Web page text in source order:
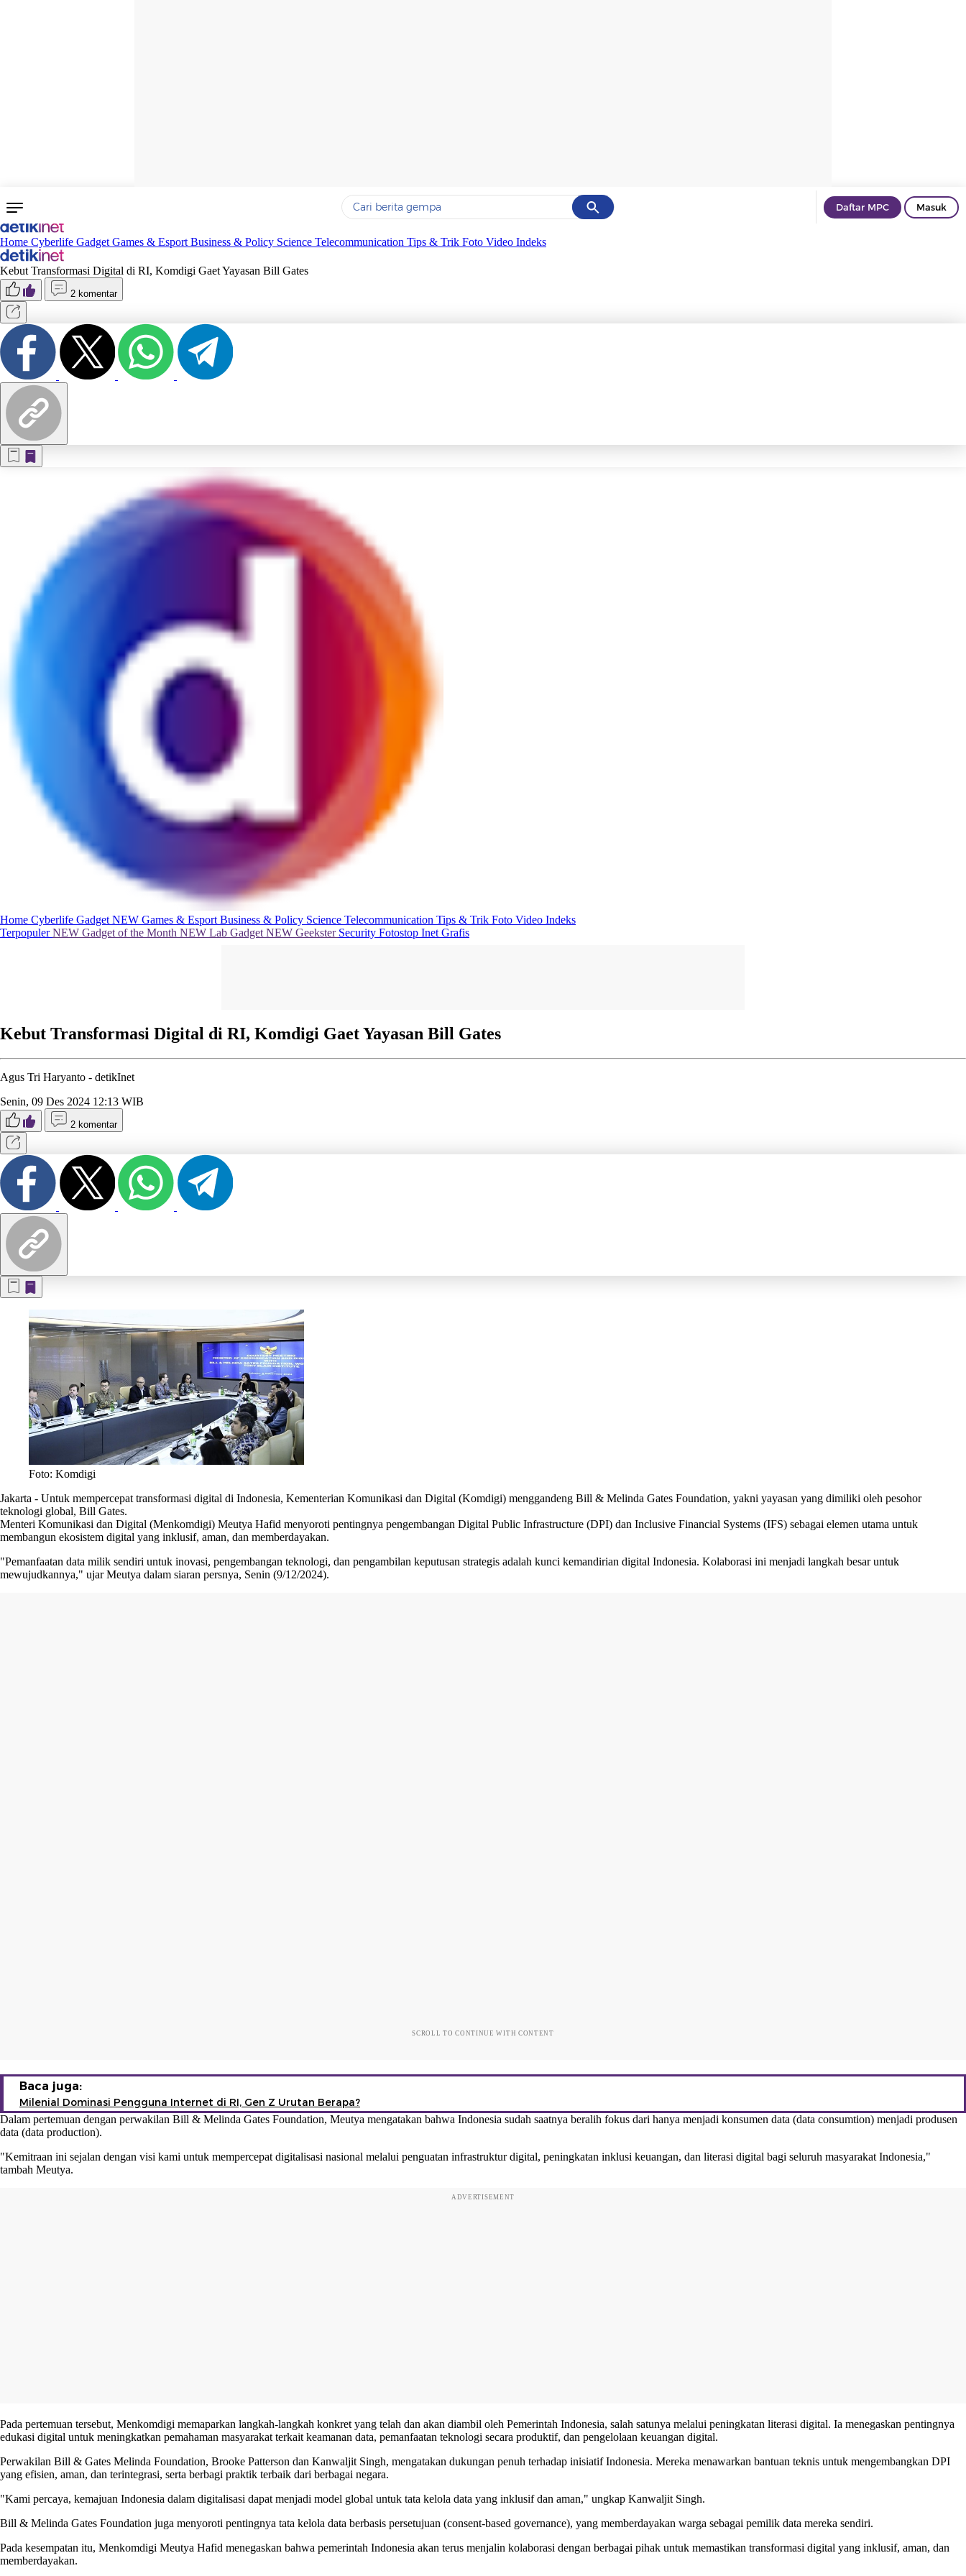
Cancel
Yang sedang ramai dicari
Terakhir yang dicari
Daftar MPC Masuk
Home Cyberlife Gadget Games & Esport Business & Policy Science Telecommunication Tips & Trik Foto Video Indeks
Kebut Transformasi Digital di RI, Komdigi Gaet Yayasan Bill Gates
2 komentar
Home Cyberlife Gadget NEW Games & Esport Business & Policy Science Telecommunication Tips & Trik Foto Video Indeks
TerpopulerNEW Gadget of the Month NEW Lab Gadget NEW Geekster Security Fotostop Inet Grafis
Kebut Transformasi Digital di RI, Komdigi Gaet Yayasan Bill Gates
Agus Tri Haryanto - detikInet
Senin, 09 Des 2024 12:13 WIB
2 komentar
Foto: Komdigi
Jakarta - Untuk mempercepat transformasi digital di Indonesia, Kementerian Komunikasi dan Digital (Komdigi) menggandeng Bill & Melinda Gates Foundation, yakni yayasan yang dimiliki oleh pesohor
teknologi global, Bill Gates.
Menteri Komunikasi dan Digital (Menkomdigi) Meutya Hafid menyoroti pentingnya pengembangan Digital Public Infrastructure (DPI) dan Inclusive Financial Systems (IFS) sebagai elemen utama untuk
membangun ekosistem digital yang inklusif, aman, dan memberdayakan.
"Pemanfaatan data milik sendiri untuk inovasi, pengembangan teknologi, dan pengambilan keputusan strategis adalah kunci kemandirian digital Indonesia. Kolaborasi ini menjadi langkah besar untuk
mewujudkannya," ujar Meutya dalam siaran persnya, Senin (9/12/2024).
SCROLL TO CONTINUE WITH CONTENT
Baca juga:
Milenial Dominasi Pengguna Internet di RI, Gen Z Urutan Berapa?
Dalam pertemuan dengan perwakilan Bill & Melinda Gates Foundation, Meutya mengatakan bahwa Indonesia sudah saatnya beralih fokus dari hanya menjadi konsumen data (data consumtion) menjadi produsen
data (data production).
"Kemitraan ini sejalan dengan visi kami untuk mempercepat digitalisasi nasional melalui penguatan infrastruktur digital, peningkatan inklusi keuangan, dan literasi digital bagi seluruh masyarakat Indonesia,"
tambah Meutya.
ADVERTISEMENT
Pada pertemuan tersebut, Menkomdigi memaparkan langkah-langkah konkret yang telah dan akan diambil oleh Pemerintah Indonesia, salah satunya melalui peningkatan literasi digital. Ia menegaskan pentingnya
edukasi digital untuk meningkatkan pemahaman masyarakat terkait keamanan data, pemanfaatan teknologi secara produktif, dan pengelolaan keuangan digital.
Perwakilan Bill & Gates Melinda Foundation, Brooke Patterson dan Kanwaljit Singh, mengatakan dukungan penuh terhadap inisiatif Indonesia. Mereka menawarkan bantuan teknis untuk mengembangkan DPI
yang efisien, aman, dan terintegrasi, serta berbagi praktik terbaik dari berbagai negara.
"Kami percaya, kemajuan Indonesia dalam digitalisasi dapat menjadi model global untuk tata kelola data yang inklusif dan aman," ungkap Kanwaljit Singh.
Bill & Melinda Gates Foundation juga menyoroti pentingnya tata kelola data berbasis persetujuan (consent-based governance), yang memberdayakan warga sebagai pemilik data mereka sendiri.
Pada kesempatan itu, Menkomdigi Meutya Hafid menegaskan bahwa pemerintah Indonesia akan terus menjalin kolaborasi dengan berbagai pihak untuk memastikan transformasi digital yang inklusif, aman, dan
memberdayakan.